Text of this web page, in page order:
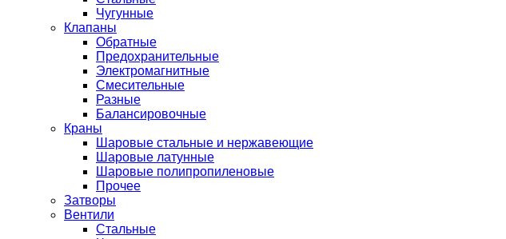
Чугунные
Клапаны
Обратные
Предохранительные
Электромагнитные
Смесительные
Разные
Балансировочные
Краны
Шаровые стальные и нержавеющие
Шаровые латунные
Шаровые полипропиленовые
Прочее
Затворы
Вентили
Стальные